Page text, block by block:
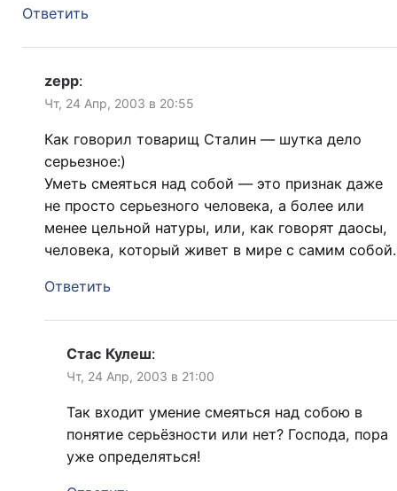
Ответить
zepp:
Чт, 24 Апр, 2003 в 20:55
Как говорил товарищ Сталин — шутка дело
серьезное:)
Уметь смеяться над собой — это признак даже
не просто серьезного человека, а более или
менее цельной натуры, или, как говорят даосы,
человека, который живет в мире с самим собой.
Ответить
Стас Кулеш:
Чт, 24 Апр, 2003 в 21:00
Так входит умение смеяться над собою в
понятие серьёзности или нет? Господа, пора
уже определяться!